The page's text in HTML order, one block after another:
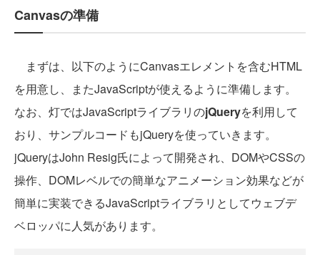
Canvasの準備
まずは、以下のようにCanvasエレメントを含むHTML
を用意し、またJavaScriptが使えるように準備します。
なお、灯ではJavaScriptライブラリのjQueryを利用して
おり、サンプルコードもjQueryを使っていきます。
jQueryはJohn Resig氏によって開発され、DOMやCSSの
操作、DOMレベルでの簡単なアニメーション効果などが
簡単に実装できるJavaScriptライブラリとしてウェブデ
ベロッパに人気があります。